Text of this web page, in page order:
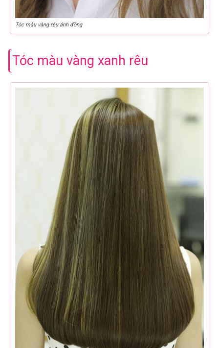
Tóc màu vàng rêu ánh đồng
Tóc màu vàng xanh rêu